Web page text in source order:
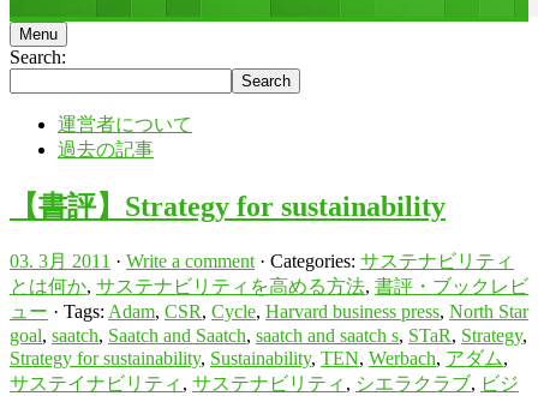
Menu
Search:
運営者について
過去の記事
【書評】Strategy for sustainability
03. 3月 2011 · Write a comment · Categories: サステナビリティ
とは何か, サステナビリティを高める方法, 書評・ブックレビ
ュー · Tags: Adam, CSR, Cycle, Harvard business press, North Star
goal, saatch, Saatch and Saatch, saatch and saatch s, STaR, Strategy,
Strategy for sustainability, Sustainability, TEN, Werbach, アダム,
サステイナビリティ , サステナビリティ , シエラクラブ, ビジ